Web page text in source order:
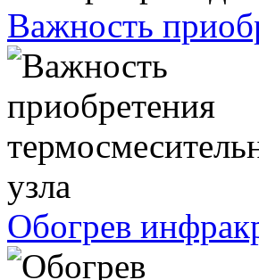
Важность
Обогрев